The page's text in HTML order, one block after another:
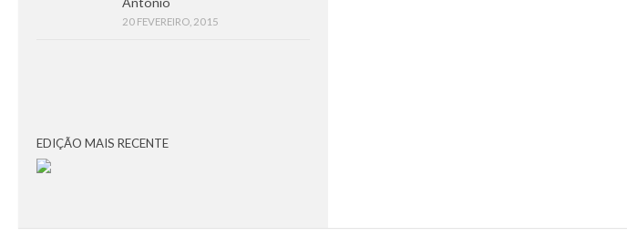
20 FEVEREIRO, 2015
EDIÇÃO MAIS RECENTE